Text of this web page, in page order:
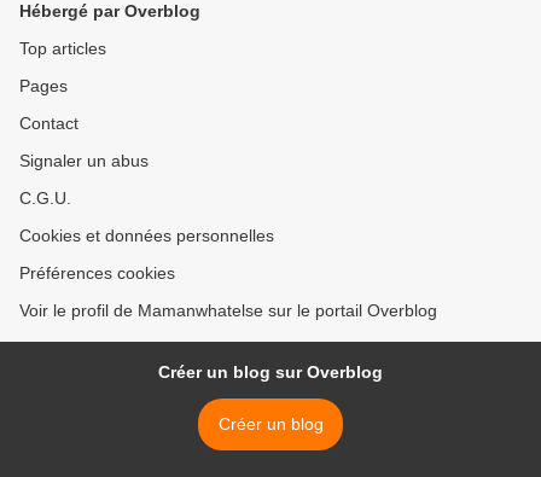
Hébergé par Overblog
Top articles
Pages
Contact
Signaler un abus
C.G.U.
Cookies et données personnelles
Préférences cookies
Voir le profil de Mamanwhatelse sur le portail Overblog
Créer un blog sur Overblog
Créer un blog